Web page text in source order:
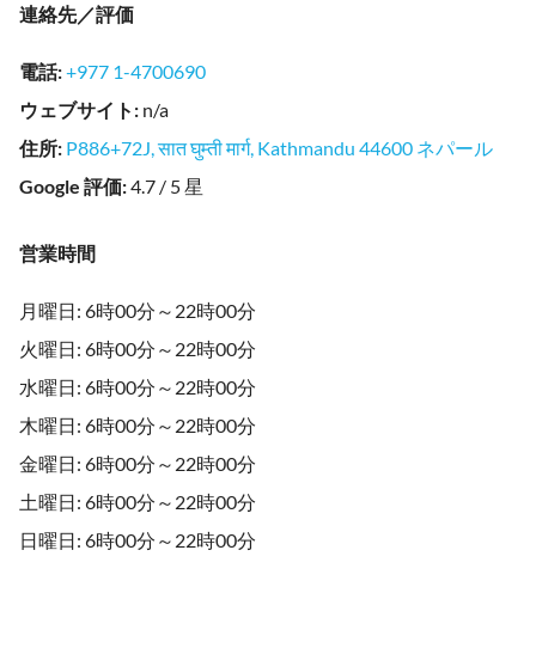
連絡先／評価
電話:+977 1-4700690
ウェブサイト : n/a
住所: P886+72J, सात घुम्ती मार्ग, Kathmandu 44600 ネパール
Google 評価:4.7 / 5 星
営業時間
月曜日: 6時00分～22時00分
火曜日: 6時00分～22時00分
水曜日: 6時00分～22時00分
木曜日: 6時00分～22時00分
金曜日: 6時00分～22時00分
土曜日: 6時00分～22時00分
日曜日: 6時00分～22時00分